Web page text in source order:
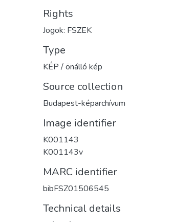
Rights
Jogok: FSZEK
Type
KÉP / önálló kép
Source collection
Budapest-képarchívum
Image identifier
K001143
K001143v
MARC identifier
bibFSZ01506545
Technical details